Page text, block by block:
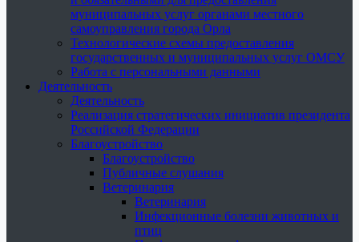
муниципальных услуг органами местного
самоуправления города Орла
Технологические схемы предоставления
государственных и муниципальных услуг ОМСУ
Работа с персональными данными
Деятельность
Деятельность
Реализация стратегических инициатив президента
Российской Федерации
Благоустройство
Благоустройство
Публичные слушания
Ветеринария
Ветеринария
Инфекционные болезни животных и
птиц